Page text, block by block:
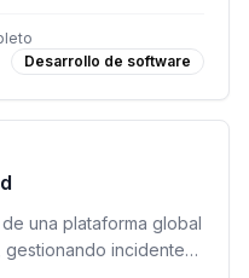
Desarrollo de software
una plataforma global
incidentes